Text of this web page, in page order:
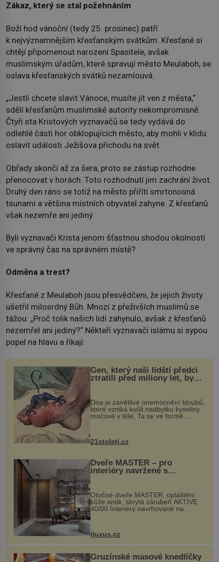
Zákaz, který se stal požehnáním
Boží hod vánoční (tedy 25. prosinec) patří
k nejvýznamnějším křesťanským svátkům. Křesťané si
chtějí připomenout narození Spasitele, avšak
muslimským úřadům, které spravují město Meulaboh, se
oslava křesťanských svátků nezamlouvá.
„Jestli chcete slavit Vánoce, musíte jít ven z města,“
sdělí křesťanům muslimské autority nekompromisně.
Čtyři sta Kristových vyznavačů se tedy vydává do
odlehlé části hor obklopujících město, aby mohli v klidu
oslavit události Ježíšova příchodu na svět.
Obřady skončí až za šera, proto se zástup rozhodne
přenocovat v horách. Toto rozhodnutí jim zachrání život.
Druhý den ráno se totiž na město přiřítí smrtonosná
tsunami a většina místních obyvatel zahyne. Z křesťanů
však nezemře ani jediný.
Byli vyznavači Krista jenom šťastnou shodou okolností
ve správný čas na správném místě?
Odměna a trest?
Křesťané z Meulaboh jsou přesvědčeni, že jejich životy
ušetřil milosrdný Bůh. Mnozí z přeživších muslimů se
tážou: „Proč tolik našich lidí zahynulo, avšak z křesťanů
nezemřel ani jediný?“ Někteří vyznavači islámu si sypou
popel na hlavu a říkají:
Gen, který naši lidští předci
ztratili před miliony let, by
mohl pomoci s léčbou
„nemoci králů“
Dna je zánětlivé onemocnění kloubů,
které vzniká kvůli nadbytku kyseliny
močové v těle. Ta se ve formě
nohou, a způsobuje bole...
21stoleti.cz
Dveře MASTER – pro
interiéry navržené s
rozumem i vášní!
Otočné dveře MASTER, opláštění
kůže antik, skrytá zárubeň AKTIVE
40/00 Interiéry navrhované na
zakázku často vyžadují atypické
rozměry nejen nábytku, ale i
dnes umož...
iluxus.cz
Gruzínské masové knedlíčky